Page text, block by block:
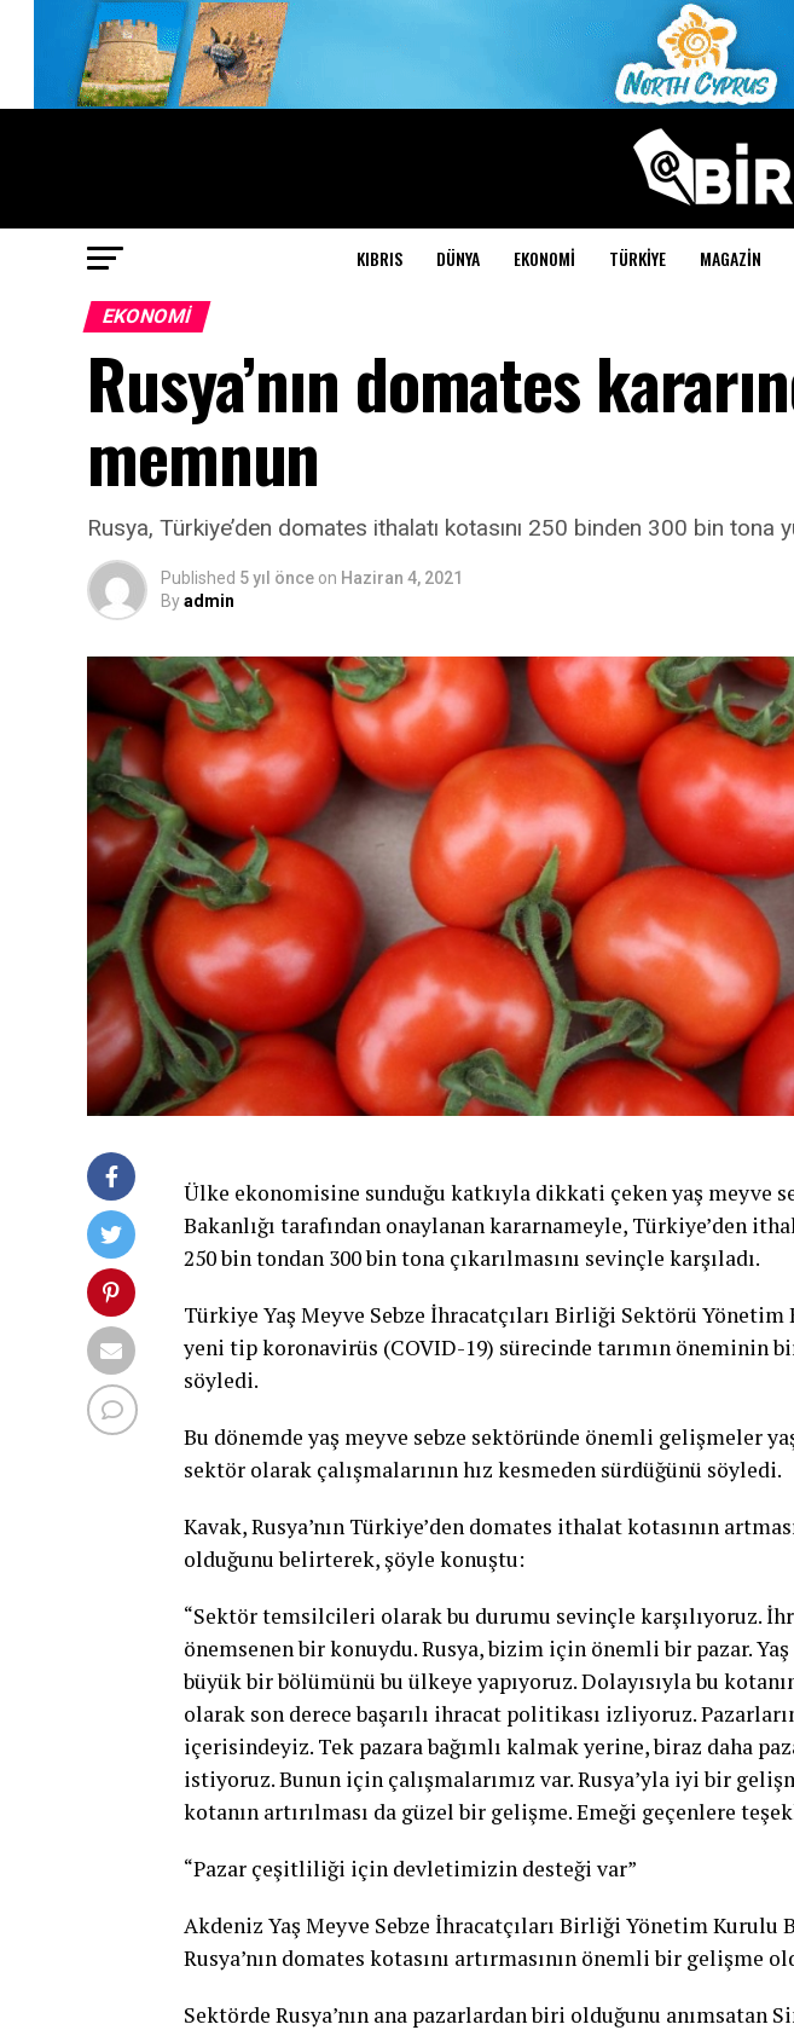
KIBRIS DÜNYA EKONOMI TÜRKIYE MAGAZIN
EKONOMI
Rusya’nın domates
memnun
Rusya, Türkiye’den domates ithalatı kotasını 250 binden 300 bin
Published 5 yıl önce on Haziran 4, 2021
Byadmin
Ülke ekonomisine sunduğu katkıyla dikkati çeken yaş meyve
Bakanlığı tarafından onaylanan kararnameyle, Türkiye’den
250 bin tondan 300 bin tona çıkarılmasını sevinçle karşıladı.
Türkiye Yaş Meyve Sebze İhracatçıları Birliği Sektörü Yönetim
yeni tip koronavirüs (COVID-19) sürecinde tarımın öneminin bir
söyledi.
Bu dönemde yaş meyve sebze sektöründe önemli gelişmeler
sektör olarak çalışmalarının hız kesmeden sürdüğünü söyledi.
Kavak, Rusya’nın Türkiye’den domates ithalat kotasının
olduğunu belirterek, şöyle konuştu:
“Sektör temsilcileri olarak bu durumu sevinçle karşılıyoruz.
önemsenen bir konuydu. Rusya, bizim için önemli bir pazar. Yaş
büyük bir bölümünü bu ülkeye yapıyoruz. Dolayısıyla bu
olarak son derece başarılı ihracat politikası izliyoruz.
içerisindeyiz. Tek pazara bağımlı kalmak yerine, biraz daha
istiyoruz. Bunun için çalışmalarımız var. Rusya’yla iyi bir
kotanın artırılması da güzel bir gelişme. Emeği geçenlere
“Pazar çeşitliliği için devletimizin desteği var”
Akdeniz Yaş Meyve Sebze İhracatçıları Birliği Yönetim Kurulu
Rusya’nın domates kotasını artırmasının önemli bir gelişme
Sektörde Rusya’nın ana pazarlardan biri olduğunu anımsatan